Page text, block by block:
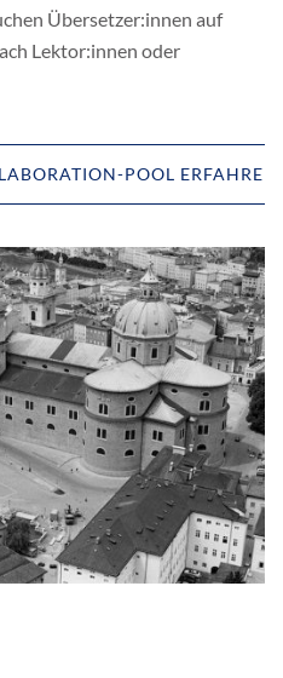
Übersetzer:innen auf
Lektor:innen oder
POOL ERFAHREN